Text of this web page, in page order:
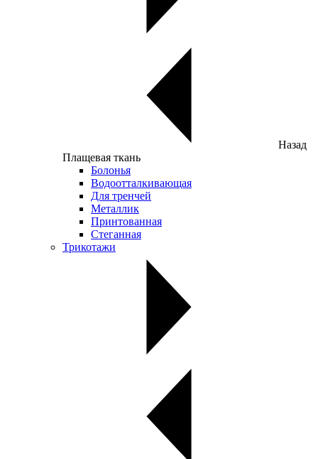
Назад
Плащевая ткань
Болонья
Водоотталкивающая
Для тренчей
Металлик
Принтованная
Стеганная
Трикотажи